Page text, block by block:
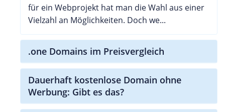
für ein Webprojekt hat man die Wahl aus einer
Vielzahl an Möglichkeiten. Doch we...
.one Domains im Preisvergleich
Dauerhaft kostenlose Domain ohne
Werbung: Gibt es das?